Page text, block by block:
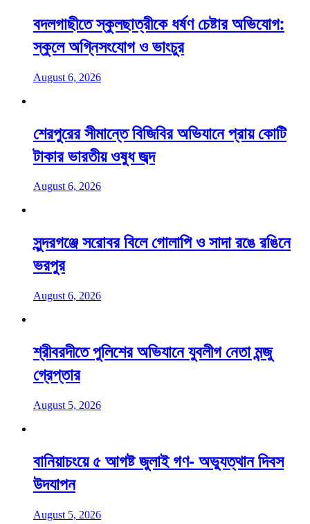
বদলগাছীতে স্কুলছাত্রীকে ধর্ষণ চেষ্টার অভিযোগ:
স্কুলে অগ্নিসংযোগ ও ভাংচুর
August 6, 2026
শেরপুরের সীমান্তে বিজিবির অভিযানে প্রায় কোটি
টাকার ভারতীয় ওষুধ জব্দ
August 6, 2026
সুন্দরগঞ্জে সরোবর বিলে গোলাপি ও সাদা রঙে রঙিনে
ভরপুর
August 6, 2026
শ্রীবরদীতে পুলিশের অভিযানে যুবলীগ নেতা মন্জু
গ্রেপ্তার
August 5, 2026
বানিয়াচংয়ে ৫ আগষ্ট জুলাই গণ- অভ্যুত্থান দিবস
উদযাপন
August 5, 2026